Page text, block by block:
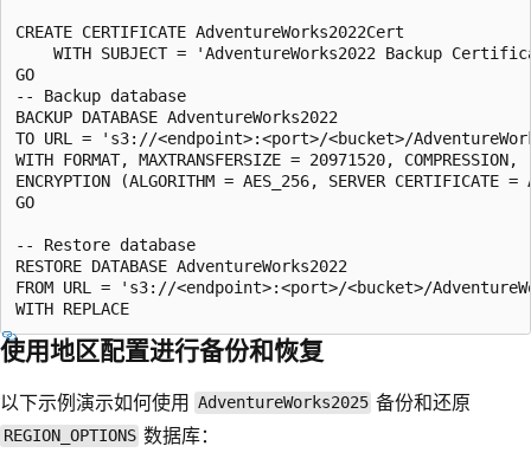
CREATE CERTIFICATE AdventureWorks2022Cert
WITH SUBJECT = 'AdventureWorks2022 Backup
GO
-- Backup database
BACKUP DATABASE AdventureWorks2022
TO URL = 's3://<endpoint>:<port>/<bucket>/
WITH FORMAT, MAXTRANSFERSIZE = 20971520, COMPRESSION,
ENCRYPTION (ALGORITHM = AES_256, SERVER
GO
-- Restore database
RESTORE DATABASE AdventureWorks2022
FROM URL = 's3://<endpoint>:<port>/<bucket>/
使用地区配置进行备份和恢复
以下示例演示如何使用 AdventureWorks2025 备份和还原
REGION_OPTIONS 数据库：